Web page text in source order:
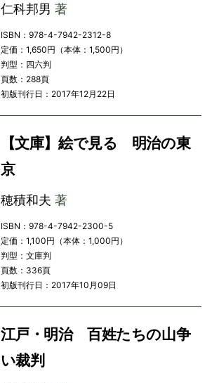
仁科邦男 著
ISBN：978-4-7942-2312-8
定価：1,650円（本体：1,500円）
判型：四六判
頁数：288頁
初版刊行日：2017年12月22日
【文庫】絵で見る 明治の東
京
穂積和夫 著
ISBN：978-4-7942-2300-5
定価：1,100円（本体：1,000円）
判型：文庫判
頁数：336頁
初版刊行日：2017年10月09日
江戸・明治 百姓たちの山争
い裁判